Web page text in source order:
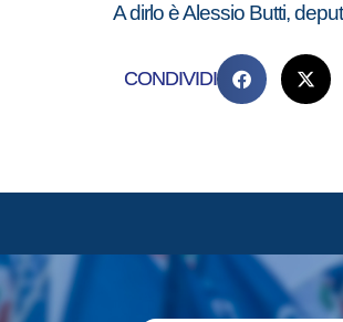
A dirlo è Alessio Butti,
CONDIVIDI